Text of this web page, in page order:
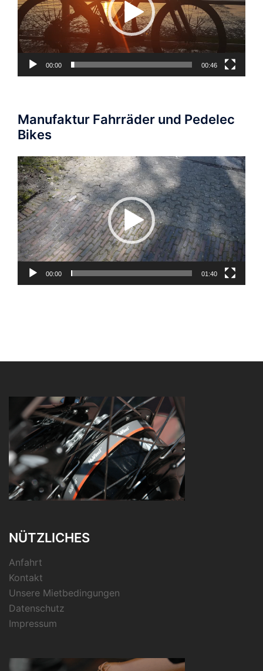
00:00 00:46
Manufaktur Fahrräder und Pedelec
Bikes
Video-
Player
00:00 01:40
NÜTZLICHES
Anfahrt
Kontakt
Unsere Mietbedingungen
Datenschutz
Impressum